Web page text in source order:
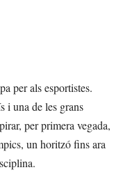
per als esportistes.
i una de les grans
per primera vegada,
un horitzó fins ara